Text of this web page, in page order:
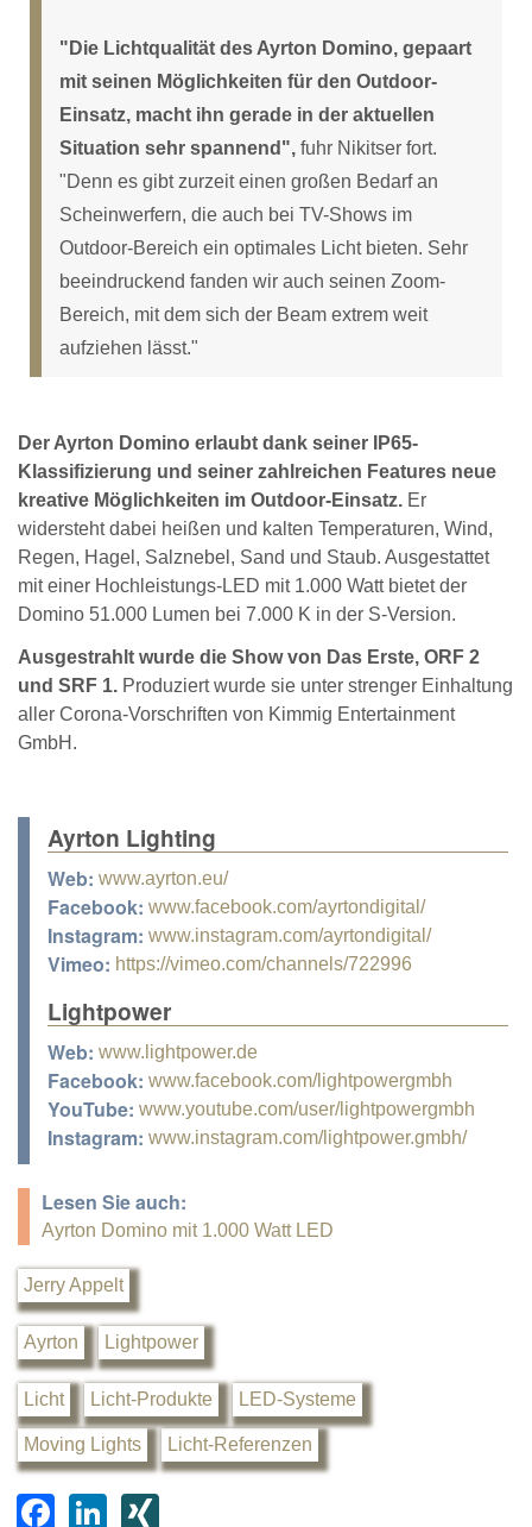
"Die Lichtqualität des Ayrton Domino, gepaart
mit seinen Möglichkeiten für den Outdoor-
Einsatz, macht ihn gerade in der aktuellen
Situation sehr spannend", fuhr Nikitser fort.
"Denn es gibt zurzeit einen großen Bedarf an
Scheinwerfern, die auch bei TV-Shows im
Outdoor-Bereich ein optimales Licht bieten. Sehr
beeindruckend fanden wir auch seinen Zoom-
Bereich, mit dem sich der Beam extrem weit
aufziehen lässt."
Der Ayrton Domino erlaubt dank seiner IP65-
Klassifizierung und seiner zahlreichen Features neue
kreative Möglichkeiten im Outdoor-Einsatz. Er
widersteht dabei heißen und kalten Temperaturen, Wind,
Regen, Hagel, Salznebel, Sand und Staub. Ausgestattet
mit einer Hochleistungs-LED mit 1.000 Watt bietet der
Domino 51.000 Lumen bei 7.000 K in der S-Version.
Ausgestrahlt wurde die Show von Das Erste, ORF 2
und SRF 1. Produziert wurde sie unter strenger Einhaltung
aller Corona-Vorschriften von Kimmig Entertainment
GmbH.
Ayrton Lighting
Web: www.ayrton.eu/
Facebook: www.facebook.com/ayrtondigital/
Instagram: www.instagram.com/ayrtondigital/
Vimeo: https://vimeo.com/channels/722996
Lightpower
Web: www.lightpower.de
Facebook: www.facebook.com/lightpowergmbh
YouTube: www.youtube.com/user/lightpowergmbh
Instagram: www.instagram.com/lightpower.gmbh/
Lesen Sie auch:
Ayrton Domino mit 1.000 Watt LED
Jerry Appelt
Ayrton Lightpower
Licht Licht-Produkte LED-Systeme
Moving Lights Licht-Referenzen
F
Li